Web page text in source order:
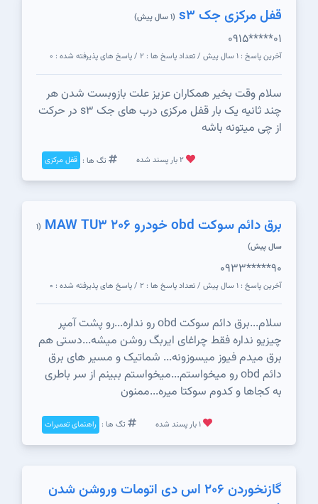
قفل مرکزی جک s3 (1 سال پیش)
0915*****01
آخرین پاسخ : 1 سال پیش / تعداد پاسخ ها : 2 / پاسخ های پذیرفته شده : 0
سلام وقت بخیر همکاران عزیز علت بازوبست شدن هر
چند ثانیه یک بار قفل مرکزی درب های جک s3 در حرکت
از چی میتونه باشه
2 بار پسند شده تگ ها : قفل مرکزی
برق دائم سوکت obd خودرو ۲۰۶ MAW TU3
(1
سال پیش)
0933*****90
آخرین پاسخ : 1 سال پیش / تعداد پاسخ ها : 2 / پاسخ های پذیرفته شده : 0
سلام...برق دائم سوکت obd رو نداره...رو پشت آمپر
چیزیو نداره فقط چراغای ایربگ روشن میشه...دستی هم
برق میدم فیوز میسوزونه... شماتیک و مسیر های برق
دائم obd رو میخواستم...میخواستم ببینم از سر باطری
به کجاها و کدوم سوکتا میره...ممنون
1 بار پسند شده تگ ها : راهنمای تعمیرات
گازنخوردن ۲۰۶ اس دی اتومات‌ وروشن شدن